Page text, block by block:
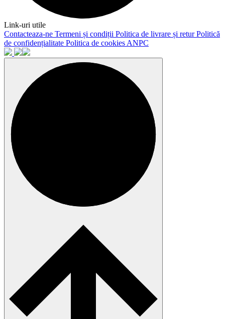
Link-uri utile
Contacteaza-ne Termeni și condiții Politica de livrare și returPolitică
de confidențialitate Politica de cookies ANPC